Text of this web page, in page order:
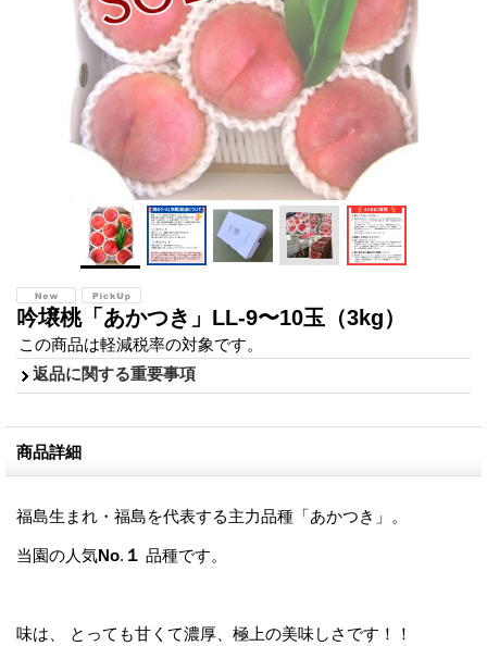
吟壌桃「あかつき」LL-9〜10玉（3kg）
この商品は軽減税率の対象です。
返品に関する重要事項
商品詳細
福島生まれ・福島を代表する主力品種「あかつき」。
当園の人気No. １ 品種です。
味は、 とっても甘くて濃厚、極上の美味しさです！！